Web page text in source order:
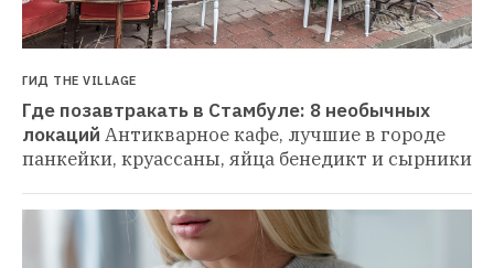
ГИД THE VILLAGE
Где позавтракать в Стамбуле: 8 необычных
локаций Антикварное кафе, лучшие в городе
панкейки, круассаны, яйца бенедикт и сырники